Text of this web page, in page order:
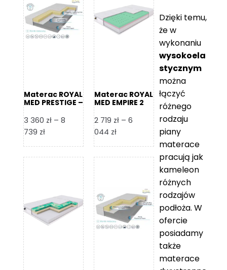
7
000 zł
8
865 zł
Materac ROYAL
MED PRESTIGE –
3 360 zł – 8
739 złZakres
od
8
739 zł
Materac ROYAL
MED EMPIRE 2
2 719 zł – 6
044 złZakres
od
6
044 zł
Dzięki temu,
że w
wykonaniu
wysokoela
stycznym
można
łączyć
różnego
rodzaju
piany
materace
pracują jak
kameleon
różnych
rodzajów
podłoża. W
ofercie
posiadamy
także
materace